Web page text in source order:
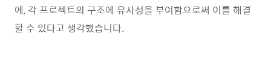
에, 각 프로젝트의 구조에 유사성을 부여함으로써 이를 해결
할 수 있다고 생각했습니다.